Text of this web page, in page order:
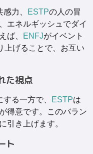
力、 ESTPの人の冒
エネルギッシュでダイ
ば、
ENFJがイベント
上げることで、お互い
た視点
る一方で、 ESTPは
得意です。このバラン
引き上げます。
ト